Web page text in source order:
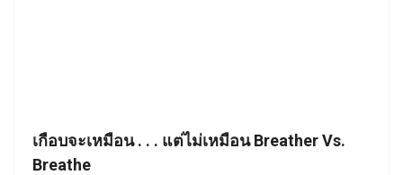
เกือบจะเหมือน . . . แต่ไม่เหมือน Breather Vs.
Breathe